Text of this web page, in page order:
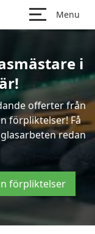
Menu
i
offerter från
förpliktelser! Få
redan
förpliktelser